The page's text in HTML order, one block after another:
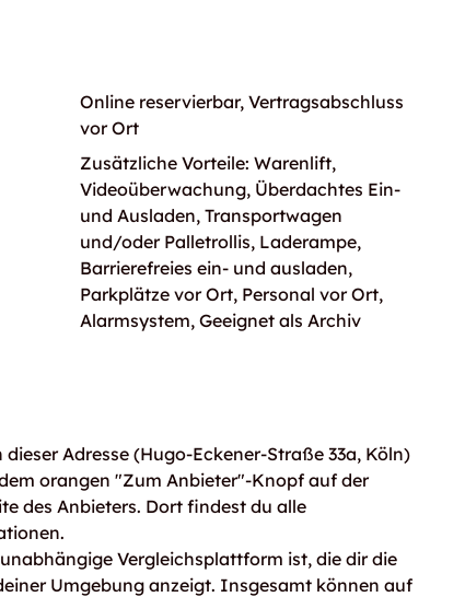
Online reservierbar, Vertragsabschluss
vor Ort
Zusätzliche Vorteile: Warenlift,
Videoüberwachung, Überdachtes Ein-
und Ausladen, Transportwagen
und/oder Palletrollis, Laderampe,
Barrierefreies ein- und ausladen,
Parkplätze vor Ort, Personal vor Ort,
Alarmsystem, Geeignet als Archiv
Adresse (Hugo-Eckener-Straße 33a, Köln)
orangen "Zum Anbieter"-Knopf auf der
des Anbieters. Dort findest du alle
Vergleichsplattform ist, die dir die
Umgebung anzeigt. Insgesamt können auf